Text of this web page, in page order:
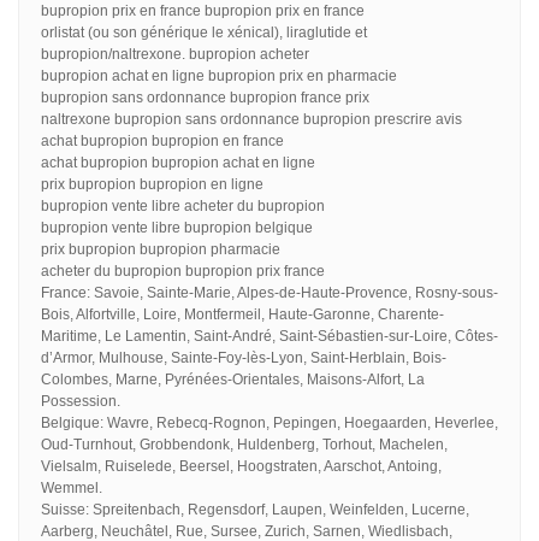
bupropion prix en france bupropion prix en france
orlistat (ou son générique le xénical), liraglutide et
bupropion/naltrexone. bupropion acheter
bupropion achat en ligne bupropion prix en pharmacie
bupropion sans ordonnance bupropion france prix
naltrexone bupropion sans ordonnance bupropion prescrire avis
achat bupropion bupropion en france
achat bupropion bupropion achat en ligne
prix bupropion bupropion en ligne
bupropion vente libre acheter du bupropion
bupropion vente libre bupropion belgique
prix bupropion bupropion pharmacie
acheter du bupropion bupropion prix france
France: Savoie, Sainte-Marie, Alpes-de-Haute-Provence, Rosny-sous-
Bois, Alfortville, Loire, Montfermeil, Haute-Garonne, Charente-
Maritime, Le Lamentin, Saint-André, Saint-Sébastien-sur-Loire, Côtes-
d’Armor, Mulhouse, Sainte-Foy-lès-Lyon, Saint-Herblain, Bois-
Colombes, Marne, Pyrénées-Orientales, Maisons-Alfort, La
Possession.
Belgique: Wavre, Rebecq-Rognon, Pepingen, Hoegaarden, Heverlee,
Oud-Turnhout, Grobbendonk, Huldenberg, Torhout, Machelen,
Vielsalm, Ruiselede, Beersel, Hoogstraten, Aarschot, Antoing,
Wemmel.
Suisse: Spreitenbach, Regensdorf, Laupen, Weinfelden, Lucerne,
Aarberg, Neuchâtel, Rue, Sursee, Zurich, Sarnen, Wiedlisbach,